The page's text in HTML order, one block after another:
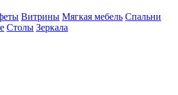
Витрины Мягкая мебель Спальни
Столы Зеркала